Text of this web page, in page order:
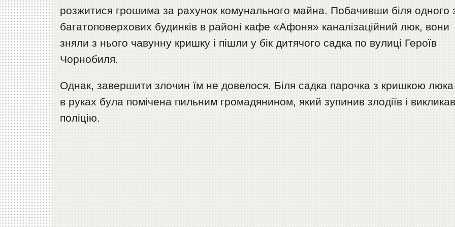
розжитися грошима за рахунок комунального майна. Побачивши біля одного
багатоповерхових будинків в районі кафе «Афоня» каналізаційний люк, вони
зняли з нього чавунну кришку і пішли у бік дитячого садка по вулиці Героїв
Чорнобиля.
Однак, завершити злочин їм не довелося. Біля садка парочка з кришкою люка
в руках була помічена пильним громадянином, який зупинив злодіїв і
поліцію.